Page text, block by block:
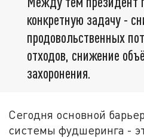
конкретную задачу -
продовольственных
отходов, снижение
захоронения.
Сегодня основной
системы фудшеринга -